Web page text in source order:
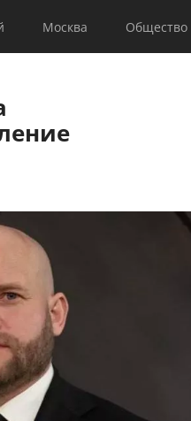
Москва Общество